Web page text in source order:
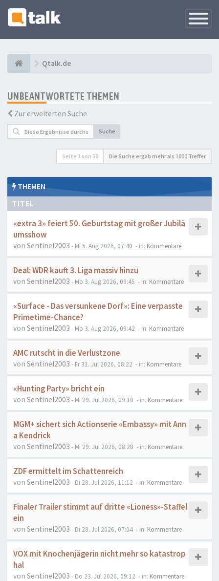
Qtalk.de
UNBEANTWORTETE THEMEN
Zur erweiterten Suche
Suche
Seite 1von 50 Die Suche ergab mehr als 1000 Treffer
THEMEN
TITEL
«extra 3» feiert 50. Geburtstag mit großer Jubilä
umsshow
von Sentinel2003 - Mi 5. Aug 2026, 07:40 - in: Kommentare
Deal: WDR kauft 3. Liga massiv hinzu
von Sentinel2003 - Mo 3. Aug 2026, 09:45 - in: Kommentare
«Surface - Das versunkene Dorf»: Eine verpasste
Primetime-Chance?
von Sentinel2003 - Mo 3. Aug 2026, 09:42 - in: Kommentare
AMC rutscht in die Verlustzone
von Sentinel2003 - Fr 31. Jul 2026, 08:22 - in: Kommentare
«Hunting Party» bricht ein
von Sentinel2003 - Mi 29. Jul 2026, 09:10 - in: Kommentare
MGM+ sichert sich Actionserie «Embassy» mit Ann
a Kendrick
von Sentinel2003 - Mi 29. Jul 2026, 08:28 - in: Kommentare
ZDF ermittelt im Schattenreich
von Sentinel2003 - Di 28. Jul 2026, 11:12 - in: Kommentare
Finaler Trailer stimmt auf dritte «Lioness»-Staffel
ein
von Sentinel2003 - Di 28. Jul 2026, 07:04 - in: Kommentare
VOX mit Knochenjägerin nicht mehr so katastrop
hal
von Sentinel2003 - Do 23. Jul 2026, 09:12 - in: Kommentare